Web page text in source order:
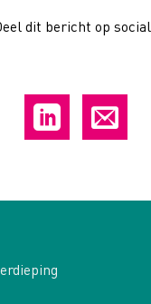
dit bericht op social